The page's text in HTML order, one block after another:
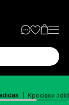
Кросівки